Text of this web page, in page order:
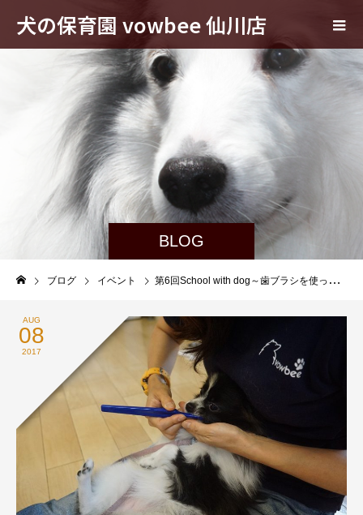
犬の保育園 vowbee 仙川店
BLOG
ブログ イベント 第6回School with dog～歯ブラシを使ってハミガキしてみよう編～
AUG
08
2017